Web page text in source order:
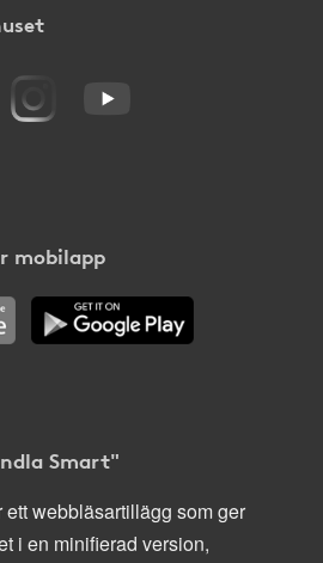
mobilapp
Smart"
ett webbläsartillägg som ger
i en minifierad version,